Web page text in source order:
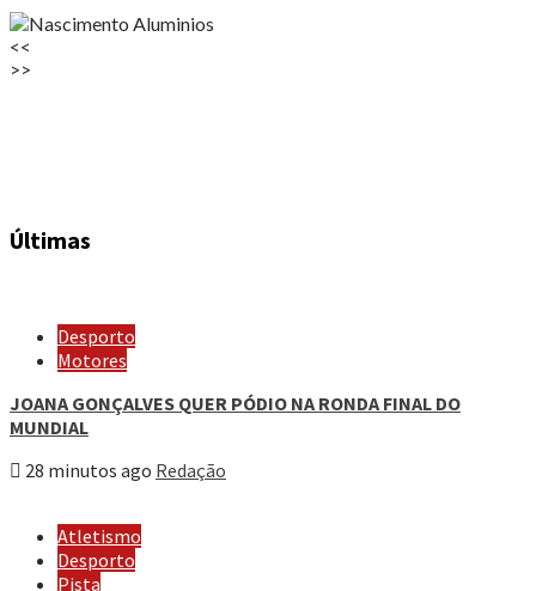
<<
>>
Últimas
Desporto
Motores
JOANA GONÇALVES QUER PÓDIO NA RONDA FINAL DO
MUNDIAL
28 minutos ago Redação
Atletismo
Desporto
Pista